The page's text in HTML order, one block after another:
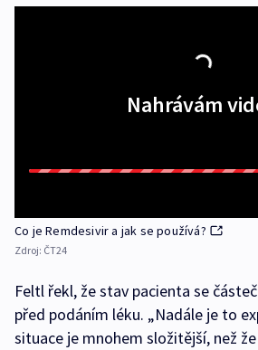
Nahrávám
Co je Remdesivir a jak se používá?
Zdroj: ČT24
Feltl řekl, že stav pacienta se
před podáním léku. „Nadále je to
situace je mnohem složitější, než